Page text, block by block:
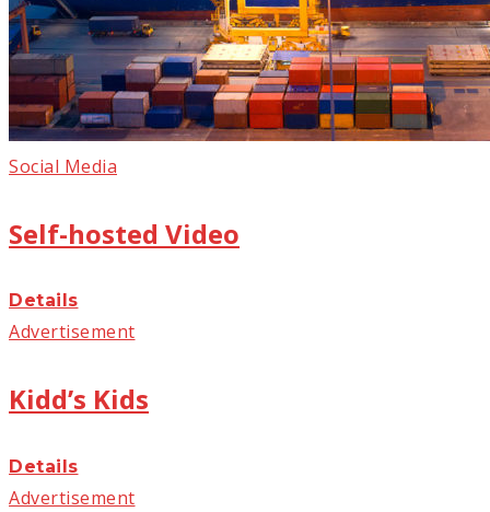
Social Media
Self-hosted Video
Details
Advertisement
Kidd’s Kids
Details
Advertisement